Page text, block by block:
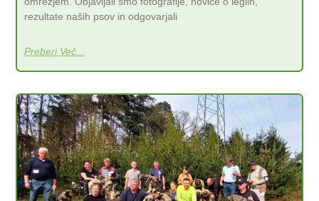
rezultate naših psov in odgovarjali
Preberi Več...